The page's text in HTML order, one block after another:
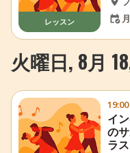
レッスン
火曜日, 8月
イ
の
ラス